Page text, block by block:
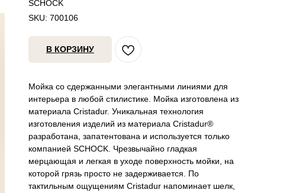
SCHOCK
SKU: 700106
В КОРЗИНУ
Мойка со сдержанными элегантными линиями для
интерьера в любой стилистике. Мойка изготовлена из
материала Cristadur. Уникальная технология
изготовления изделий из материала Cristadur®
разработана, запатентована и используется только
компанией SCHOCK. Чрезвычайно гладкая
мерцающая и легкая в уходе поверхность мойки, на
которой грязь просто не задерживается. По
тактильным ощущениям Cristadur напоминает шелк,